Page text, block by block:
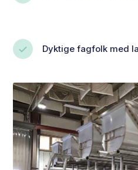
Dyktige fagfolk med